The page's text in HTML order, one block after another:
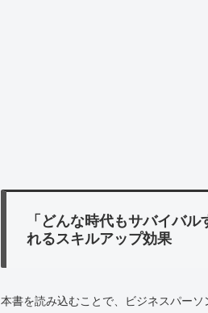
「どんな時代もサバイバ
れるスキルアップ効果
本書を読み込むことで、ビジネスパー